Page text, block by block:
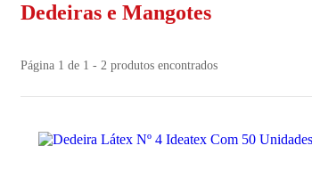
Dedeiras e Mangotes
Página 1 de 1 - 2 produtos encontrados